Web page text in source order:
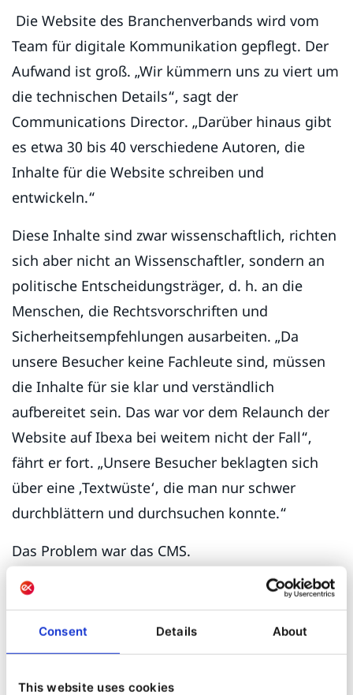
Consent Details About
This website uses cookies
Die Website des Branchenverbands wird vom
Team für digitale Kommunikation gepflegt. Der
Aufwand ist groß. „Wir kümmern uns zu viert um
die technischen Details“, sagt der
Communications Director. „Darüber hinaus gibt
es etwa 30 bis 40 verschiedene Autoren, die
Inhalte für die Website schreiben und
entwickeln.“
Diese Inhalte sind zwar wissenschaftlich, richten
sich aber nicht an Wissenschaftler, sondern an
politische Entscheidungsträger, d. h. an die
Menschen, die Rechtsvorschriften und
Sicherheitsempfehlungen ausarbeiten. „Da
unsere Besucher keine Fachleute sind, müssen
die Inhalte für sie klar und verständlich
aufbereitet sein. Das war vor dem Relaunch der
Website auf Ibexa bei weitem nicht der Fall“,
fährt er fort. „Unsere Besucher beklagten sich
über eine ‚Textwüste‘, die man nur schwer
durchblättern und durchsuchen konnte.“
Das Problem war das CMS.
2020 entschied sich der Verband für einen
Neuanfang – dieses Mal mit Ibexa DXP und dem
Ibexa Platinum Partner Aplyca. „Da ich die
dass Ibexa die Technologie ist, die wir brauchen.